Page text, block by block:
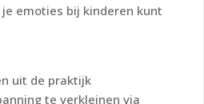
emoties bij kinderen kunt
uit de praktijk
te verkleinen via